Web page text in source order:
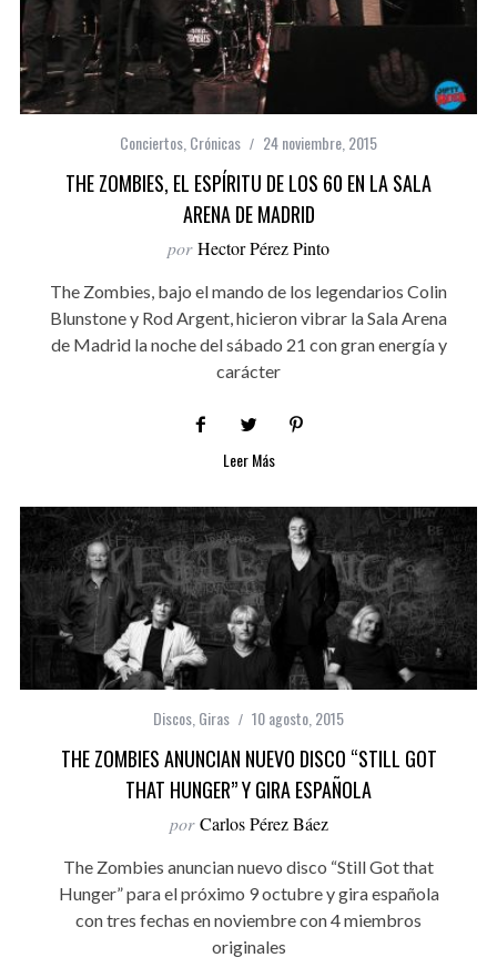
Conciertos,Crónicas 24 noviembre, 2015
THE ZOMBIES, EL ESPÍRITU DE LOS 60 EN LA SALA
ARENA DE MADRID
por Hector Pérez Pinto
The Zombies, bajo el mando de los legendarios Colin
Blunstone y Rod Argent, hicieron vibrar la Sala Arena
de Madrid la noche del sábado 21 con gran energía y
carácter
Leer Más
Discos Giras 10 agosto, 2015
THE ZOMBIES ANUNCIAN NUEVO DISCO “STILL GOT
THAT HUNGER” Y GIRA ESPAÑOLA
por Carlos Pérez Báez
The Zombies anuncian nuevo disco “Still Got that
Hunger” para el próximo 9 octubre y gira española
con tres fechas en noviembre con 4 miembros
originales